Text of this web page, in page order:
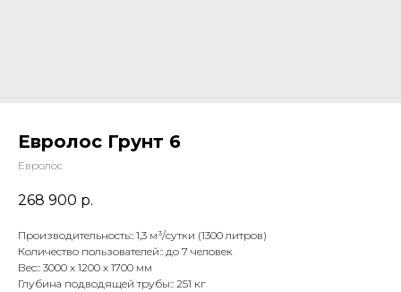
Евролос Грунт 6
Евролос
268 900 р.
Производительность:: 1,3 м³/сутки (1300 литров)
Количество пользователей:: до 7 человек
Вес:: 3000 х 1200 х 1700 мм
Глубина подводящей трубы:: 251 кг